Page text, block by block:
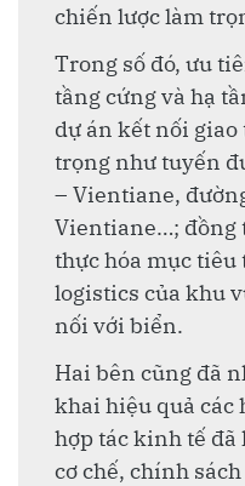
chiến lược làm
Trong số đó, ưu
tầng cứng và hạ
dự án kết nối
trọng như tuyến
– Vientiane,
Vientiane…; đồng
thực hóa mục
logistics của khu
nối với biển.
Hai bên cũng đã
khai hiệu quả các
hợp tác kinh tế
cơ chế, chính